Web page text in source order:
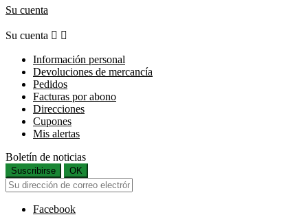
Su cuenta
Su cuenta  
Información personal
Devoluciones de mercancía
Pedidos
Facturas por abono
Direcciones
Cupones
Mis alertas
Boletín de noticias
Suscribirse OK
Facebook